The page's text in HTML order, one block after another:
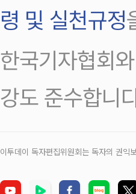
령 및 실천규정
한국기자협회
강도 준수합니
이투데이 독자편집위원회는 독자의 권익